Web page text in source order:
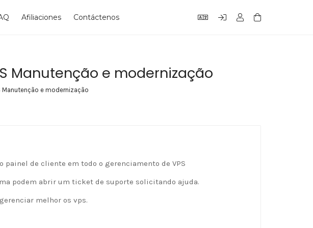
Afiliaciones Contáctenos
Manutenção e modernização
Manutenção e modernização
painel de cliente em todo o gerenciamento de VPS
podem abrir um ticket de suporte solicitando ajuda.
melhor os vps.